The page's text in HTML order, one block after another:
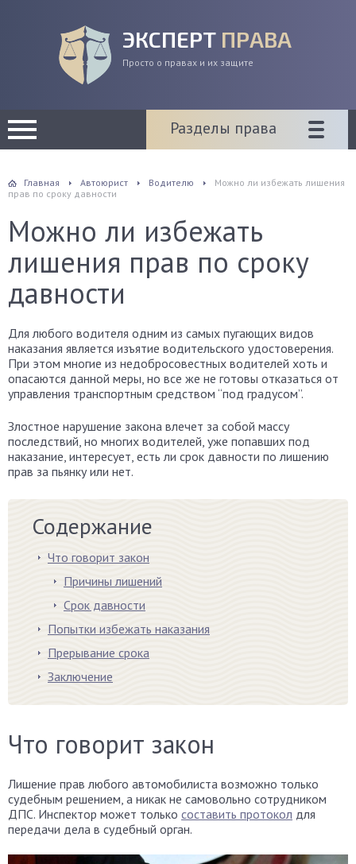
ЭКСПЕРТ ПРАВА
Просто о правах и их защите
Разделы права
Главная Автоюрист Водителю
Можно ли избежать лишения
прав по сроку давности
Можно ли избежать
лишения прав по сроку
давности
Для любого водителя одним из самых пугающих видов
наказания является изъятие водительского удостоверения.
При этом многие из недобросовестных водителей хоть и
опасаются данной меры, но все же не готовы отказаться от
управления транспортным средством “под градусом”.
Злостное нарушение закона влечет за собой массу
последствий, но многих водителей, уже попавших под
наказание, интересует, есть ли срок давности по лишению
прав за пьянку или нет.
Содержание
Что говорит закон
Причины лишений
Срок давности
Попытки избежать наказания
Прерывание срока
Заключение
Что говорит закон
Лишение прав любого автомобилиста возможно только
судебным решением, а никак не самовольно сотрудником
ДПС. Инспектор может только составить протокол для
передачи дела в судебный орган.